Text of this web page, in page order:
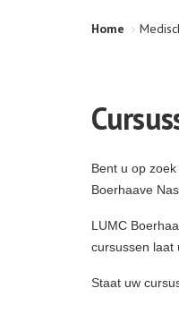
Home
Bent u op
Boerhaave
LUMC
cursussen laat
Staat uw